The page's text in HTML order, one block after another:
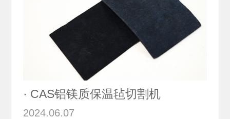
· CAS铝镁质保温毡切割机
2024.06.07